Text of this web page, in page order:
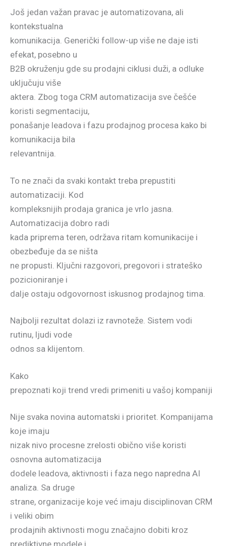
Još jedan važan pravac je automatizovana, ali
kontekstualna
komunikacija. Generički follow-up više ne daje isti
efekat, posebno u
B2B okruženju gde su prodajni ciklusi duži, a odluke
uključuju više
aktera. Zbog toga CRM automatizacija sve češće
koristi segmentaciju,
ponašanje leadova i fazu prodajnog procesa kako bi
komunikacija bila
relevantnija.
To ne znači da svaki kontakt treba prepustiti
automatizaciji. Kod
kompleksnijih prodaja granica je vrlo jasna.
Automatizacija dobro radi
kada priprema teren, održava ritam komunikacije i
obezbeđuje da se ništa
ne propusti. Ključni razgovori, pregovori i strateško
pozicioniranje i
dalje ostaju odgovornost iskusnog prodajnog tima.
Najbolji rezultat dolazi iz ravnoteže. Sistem vodi
rutinu, ljudi vode
odnos sa klijentom.
Kako
prepoznati koji trend vredi primeniti u vašoj kompaniji
Nije svaka novina automatski i prioritet. Kompanijama
koje imaju
nizak nivo procesne zrelosti obično više koristi
osnovna automatizacija
dodele leadova, aktivnosti i faza nego napredna AI
analiza. Sa druge
strane, organizacije koje već imaju disciplinovan CRM
i veliki obim
prodajnih aktivnosti mogu značajno dobiti kroz
prediktivne modele i